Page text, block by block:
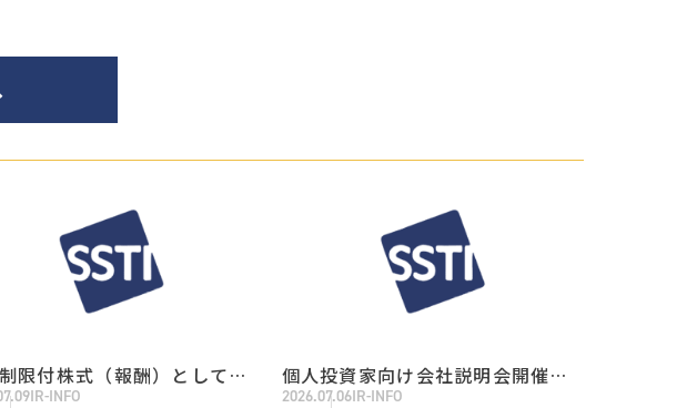
限付株式（報酬）としての
式の処分に関するお知らせ
IR-INFO
個人投資家向け会社説明会開催の
お知らせ
2026.07.06IR-INFO